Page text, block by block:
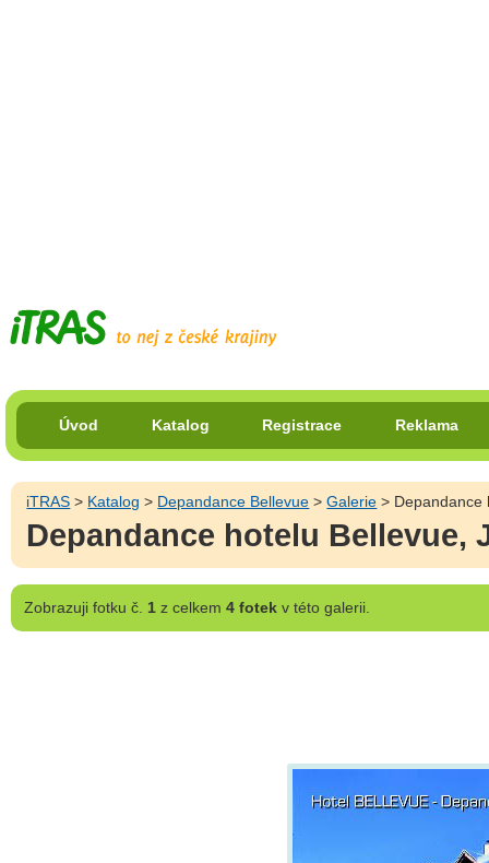
Úvod Katalog Registrace Reklama
iTRAS > Katalog > Depandance Bellevue >Galerie > Depandance
Depandance hotelu Bellevue,
Zobrazujifotku č. 1z celkem 4 fotekv této galerii.